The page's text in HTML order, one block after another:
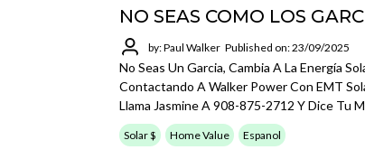
NO SEAS COMO LOS
by: Paul Walker Published on: 23/09/2025
No Seas Un Garcia, Cambia A La Energía
Contactando A Walker Power Con EMT
Llama Jasmine A 908-875-2712 Y Dice Tu
Solar $ Home Value Espanol